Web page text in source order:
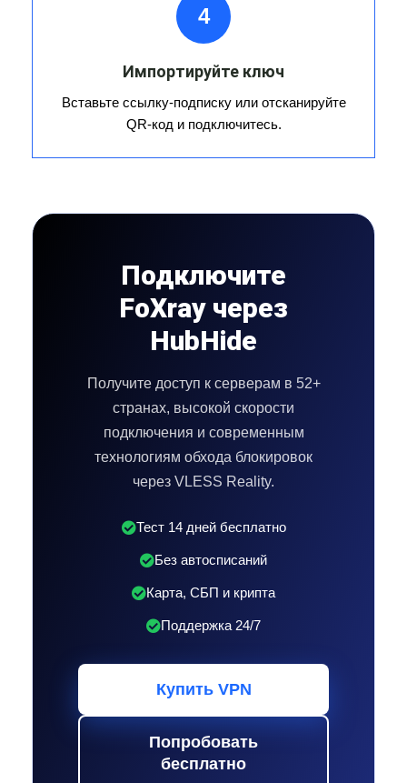
4
Импортируйте ключ
Вставьте ссылку-подписку или отсканируйте
QR-код и подключитесь.
Подключите
FoXray через
HubHide
Получите доступ к серверам в 52+
странах, высокой скорости
подключения и современным
технологиям обхода блокировок
через VLESS Reality.
Тест 14 дней бесплатно
Без автосписаний
Карта, СБП и крипта
Поддержка 24/7
Купить VPN
Попробовать
бесплатно